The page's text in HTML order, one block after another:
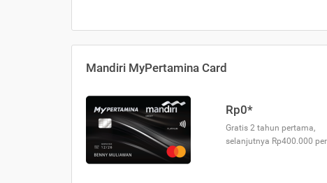
Mandiri MyPertamina Card
Rp0*
Gratis 2 tahun pertama,
selanjutnya Rp400.000